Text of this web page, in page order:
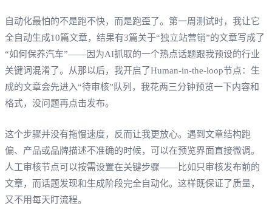
自动化最怕的不是跑不快，而是跑歪了。第一周测试时，我让它
全自动生成10篇文章，结果有3篇关于“独立站营销”的文章写成了
“如何保养汽车”——因为AI抓取的一个热点话题跟我预设的行业
关键词混淆了。从那以后，我开启了Human-in-the-loop节点：生
成的文章会先进入“待审核”队列，我花两三分钟预览一下内容和
格式，没问题再点击发布。
这个步骤并没有拖慢速度，反而让我更放心。遇到文章结构跑
偏、产品或品牌描述不准确的时候，可以在预览界面直接微调。
人工审核节点可以按需设置在关键步骤——比如只审核发布前的
文章，而话题发现和生成阶段完全自动化。这样既保证了质量，
又不用每天盯流程。